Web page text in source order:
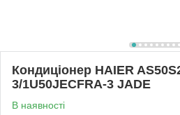
Кондиціонер HAIER
3/1U50JECFRA-3 JADE
В наявності